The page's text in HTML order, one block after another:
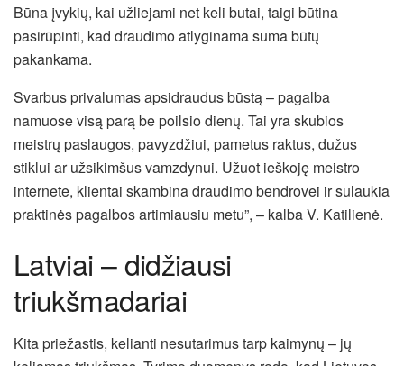
Būna įvykių, kai užliejami net keli butai, taigi būtina
pasirūpinti, kad draudimo atlyginama suma būtų
pakankama.
Svarbus privalumas apsidraudus būstą – pagalba
namuose visą parą be poilsio dienų. Tai yra skubios
meistrų paslaugos, pavyzdžiui, pametus raktus, dužus
stiklui ar užsikimšus vamzdynui. Užuot ieškoję meistro
internete, klientai skambina draudimo bendrovei ir sulaukia
praktinės pagalbos artimiausiu metu”, – kalba V. Katilienė.
Latviai – didžiausi
triukšmadariai
Kita priežastis, kelianti nesutarimus tarp kaimynų – jų